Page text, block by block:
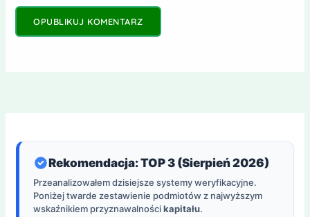
Rekomendacja: TOP 3 (Sierpień 2026)
Przeanalizowałem dzisiejsze systemy weryfikacyjne.
Poniżej twarde zestawienie podmiotów z najwyższym
wskaźnikiem przyznawalnościkapitału.